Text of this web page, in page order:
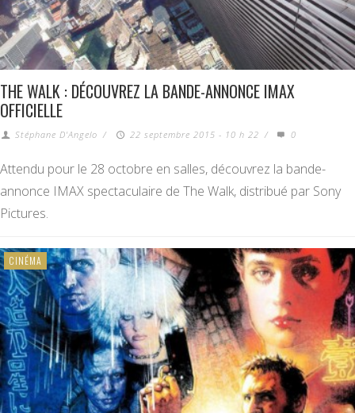
THE WALK : DÉCOUVREZ LA BANDE-ANNONCE IMAX
OFFICIELLE
Stéphane D'Angelo / 22 septembre 2015 - 10 h 22 / 0
Attendu pour le 28 octobre en salles, découvrez la bande-
annonce IMAX spectaculaire de The Walk, distribué par Sony
Pictures.
CINÉMA